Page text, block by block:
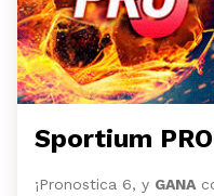
Sportium
¡Pronostica 6, y GANA